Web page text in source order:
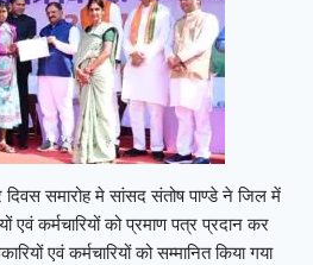
समारोह मे सांसद संतोष पाण्डे ने जिल में
एवं कर्मचारियों को प्रमाण पत्र प्रदान कर
एवं कर्मचारियों को सम्मानित किया गया